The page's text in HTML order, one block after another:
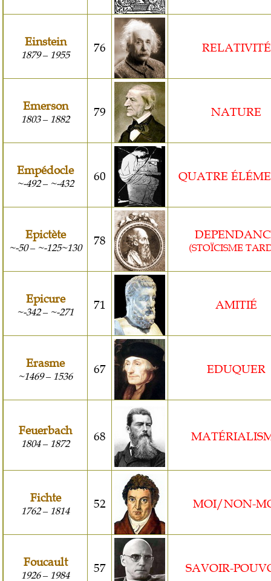
Einstein
1879– 1955 76 RELATIVITÉ
Emerson
1803– 1882 79 NATURE
Empédocle
~-492– ~-432 60 QUATRE
Epictète
~-50– ~-125~130 78 (STOÏCISME
Epicure
~-342– ~-271 71 AMITIÉ
Erasme
~1469– 1536 67 EDUQUER
Feuerbach
1804– 1872 68
Fichte
1762– 1814 52 MOI/NON-
Foucault
1926– 1984 57 SAVOIR-